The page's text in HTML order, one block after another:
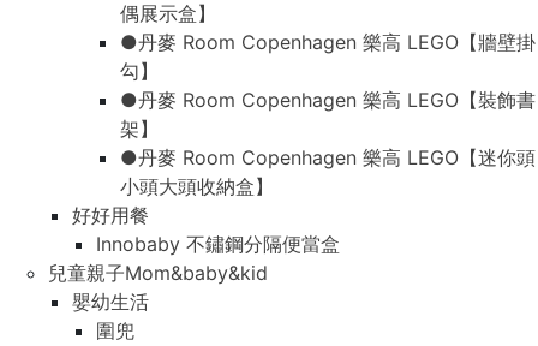
偶展示盒】
●丹麥 Room Copenhagen 樂高 LEGO【牆壁掛
勾】
●丹麥 Room Copenhagen 樂高 LEGO【裝飾書
架】
●丹麥 Room Copenhagen 樂高 LEGO【迷你頭
小頭大頭收納盒】
好好用餐
Innobaby 不鏽鋼分隔便當盒
兒童親子Mom&baby&kid
嬰幼生活
圍兜